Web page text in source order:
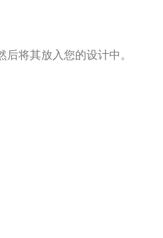
将其放入您的设计中。